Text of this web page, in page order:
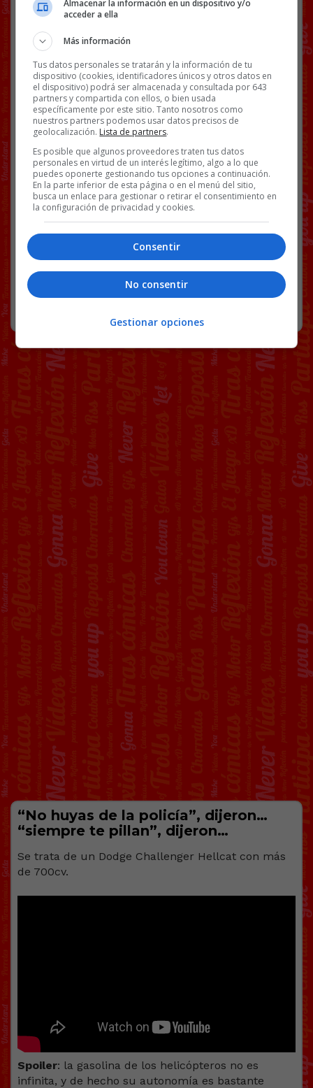
Facebook
Twitter
WhatsApp
Gmail
Copy
Link
BS18
188 COMENTARIOS
“No huyas de la policía”, dijeron…
“siempre te pillan”, dijeron…
Se trata de un Dodge Challenger Hellcat con más
de 700cv.
Spoiler: la gasolina de los helicópteros no es
infinita, y de hecho su autonomía es bastante
Almacenar la información en un dispositivo y/o
acceder a ella
Más información
Tus datos personales se tratarán y la información de tu
dispositivo (cookies, identificadores únicos y otros datos en
el dispositivo) podrá ser almacenada y consultada por 643
partners y compartida con ellos, o bien usada
específicamente por este sitio. Tanto nosotros como
nuestros partners podemos usar datos precisos de
geolocalización. Lista de partners.
Es posible que algunos proveedores traten tus datos
personales en virtud de un interés legítimo, algo a lo que
puedes oponerte gestionando tus opciones a continuación.
En la parte inferior de esta página o en el menú del sitio,
busca un enlace para gestionar o retirar el consentimiento en
la configuración de privacidad y cookies.
Consentir
No consentir
Gestionar opciones